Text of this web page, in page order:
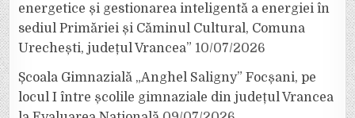
energetice și gestionarea inteligentă a energiei în
sediul Primăriei și Căminul Cultural, Comuna
Urechești, județul Vrancea” 10/07/2026
Școala Gimnazială „Anghel Saligny” Focșani, pe
locul I între școlile gimnaziale din județul Vrancea